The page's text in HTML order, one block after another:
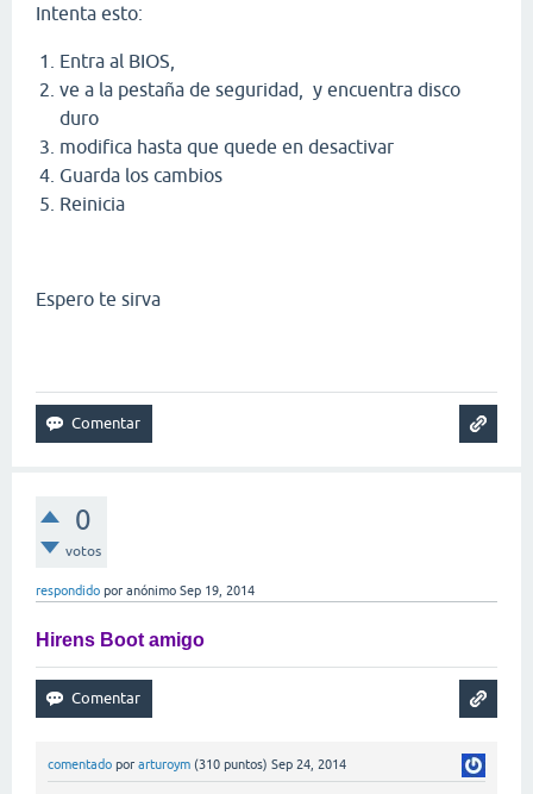
Intenta esto:
Entra al BIOS,
ve a la pestaña de seguridad, y encuentra disco
duro
modifica hasta que quede en desactivar
Guarda los cambios
Reinicia
Espero te sirva
0
votos
respondido por anónimo Sep 19, 2014
Hirens Boot amigo
comentado por arturoym (310 puntos) Sep 24, 2014